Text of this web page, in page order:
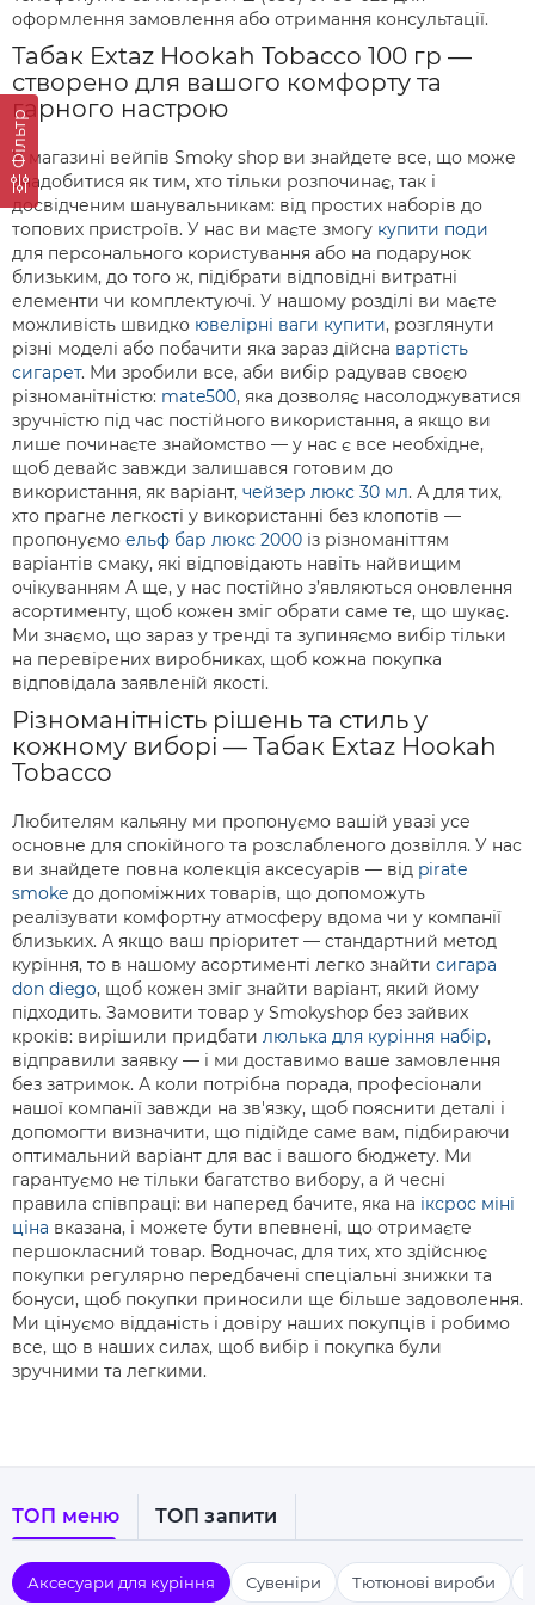
Фільтр
оформлення замовлення або отримання консультації.
Табак Extaz Hookah Tobacco 100 гр —
створено для вашого комфорту та
гарного настрою
У магазині вейпів Smoky shop ви знайдете все, що може
знадобитися як тим, хто тільки розпочинає, так і
досвідченим шанувальникам: від простих наборів до
топових пристроїв. У нас ви маєте змогу купити поди
для персонального користування або на подарунок
близьким, до того ж, підібрати відповідні витратні
елементи чи комплектуючі. У нашому розділі ви маєте
можливість швидко ювелірні ваги купити, розглянути
різні моделі або побачити яка зараз дійсна вартість
сигарет. Ми зробили все, аби вибір радував своєю
різноманітністю: mate500, яка дозволяє насолоджуватися
зручністю під час постійного використання, а якщо ви
лише починаєте знайомство — у нас є все необхідне,
щоб девайс завжди залишався готовим до
використання, як варіант, чейзер люкс 30 мл. А для тих,
хто прагне легкості у використанні без клопотів —
пропонуємо ельф бар люкс 2000 із різноманіттям
варіантів смаку, які відповідають навіть найвищим
очікуванням А ще, у нас постійно з’являються оновлення
асортименту, щоб кожен зміг обрати саме те, що шукає.
Ми знаємо, що зараз у тренді та зупиняємо вибір тільки
на перевірених виробниках, щоб кожна покупка
відповідала заявленій якості.
Різноманітність рішень та стиль у
кожному виборі — Табак Extaz Hookah
Tobacco
Любителям кальяну ми пропонуємо вашій увазі усе
основне для спокійного та розслабленого дозвілля. У нас
ви знайдете повна колекція аксесуарів — від pirate
smoke до допоміжних товарів, що допоможуть
реалізувати комфортну атмосферу вдома чи у компанії
близьких. А якщо ваш пріоритет — стандартний метод
куріння, то в нашому асортименті легко знайти сигара
don diego, щоб кожен зміг знайти варіант, який йому
підходить. Замовити товар у Smokyshop без зайвих
кроків: вирішили придбати люлька для куріння набір,
відправили заявку — і ми доставимо ваше замовлення
без затримок. А коли потрібна порада, професіонали
нашої компанії завжди на зв'язку, щоб пояснити деталі і
допомогти визначити, що підійде саме вам, підбираючи
оптимальний варіант для вас і вашого бюджету. Ми
гарантуємо не тільки багатство вибору, а й чесні
правила співпраці: ви наперед бачите, яка на іксрос міні
ціна вказана, і можете бути впевнені, що отримаєте
першокласний товар. Водночас, для тих, хто здійснює
покупки регулярно передбачені спеціальні знижки та
бонуси, щоб покупки приносили ще більше задоволення.
Ми цінуємо відданість і довіру наших покупців і робимо
все, що в наших силах, щоб вибір і покупка були
зручними та легкими.
ТОП меню ТОП запити
Аксесуари для куріння Сувеніри Тютюнові вироби